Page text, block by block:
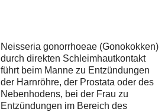
Neisseria gonorrhoeae (Gonokokken)
durch direkten Schleimhautkontakt
führt beim Manne zu Entzündungen
der Harnröhre, der Prostata oder des
Nebenhodens, bei der Frau zu
Entzündungen im Bereich des